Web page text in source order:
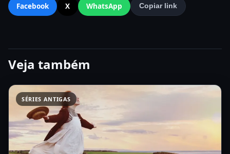
Facebook
X WhatsApp Copiar link
Veja também
SÉRIES ANTIGAS